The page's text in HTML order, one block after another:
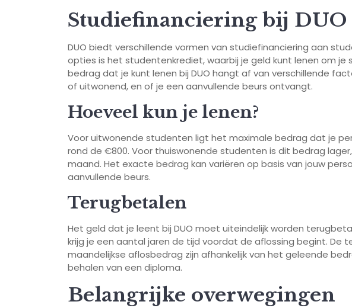
Studiefinanciering bij DUO
DUO biedt verschillende vormen van studiefinanciering aan
opties is het studentenkrediet, waarbij je geld kunt lenen om je
bedrag dat je kunt lenen bij DUO hangt af van verschillende
of uitwonend, en of je een aanvullende beurs ontvangt.
Hoeveel kun je lenen?
Voor uitwonende studenten ligt het maximale bedrag dat je
rond de €800. Voor thuiswonende studenten is dit bedrag
maand. Het exacte bedrag kan variëren op basis van jouw
aanvullende beurs.
Terugbetalen
Het geld dat je leent bij DUO moet uiteindelijk worden
krijg je een aantal jaren de tijd voordat de aflossing begint. De
maandelijkse aflosbedrag zijn afhankelijk van het geleende
behalen van een diploma.
Belangrijke overwegingen